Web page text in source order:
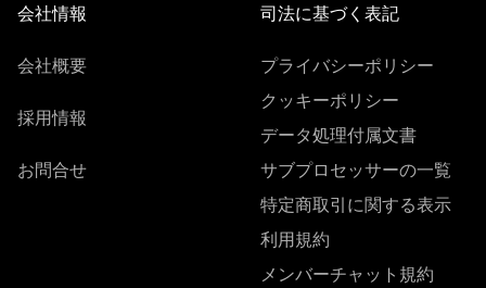
会社情報
会社概要
採用情報
お問合せ
司法に基づく表記
プライバシーポリシー
クッキーポリシー
データ処理付属文書
サブプロセッサーの一覧
特定商取引に関する表示
利用規約
メンバーチャット規約